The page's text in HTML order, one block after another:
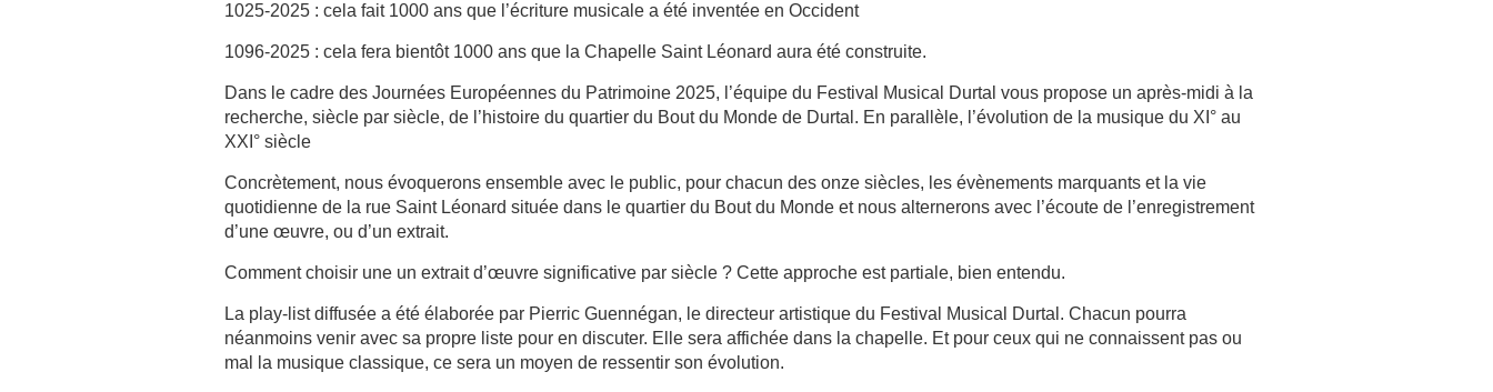
1025-2025 : cela fait 1000 ans que l’écriture musicale a été inventée en Occident
1096-2025 : cela fera bientôt 1000 ans que la Chapelle Saint Léonard aura été construite.
Dans le cadre des Journées Européennes du Patrimoine 2025, l’équipe du Festival Musical Durtal vous propose un après-midi à la
recherche, siècle par siècle, de l’histoire du quartier du Bout du Monde de Durtal. En parallèle, l’évolution de la musique du XI° au
XXI° siècle
Concrètement, nous évoquerons ensemble avec le public, pour chacun des onze siècles, les évènements marquants et la vie
quotidienne de la rue Saint Léonard située dans le quartier du Bout du Monde et nous alternerons avec l’écoute de l’enregistrement
d’une œuvre, ou d’un extrait.
Comment choisir une un extrait d’œuvre significative par siècle ? Cette approche est partiale, bien entendu.
La play-list diffusée a été élaborée par Pierric Guennégan, le directeur artistique du Festival Musical Durtal. Chacun pourra
néanmoins venir avec sa propre liste pour en discuter. Elle sera affichée dans la chapelle. Et pour ceux qui ne connaissent pas ou
mal la musique classique, ce sera un moyen de ressentir son évolution.